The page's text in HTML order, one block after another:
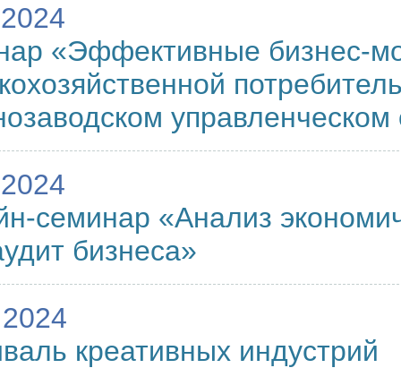
«Эффективные бизнес-
управленческом
семинар «Анализ
бизнеса»
креативных индустрий